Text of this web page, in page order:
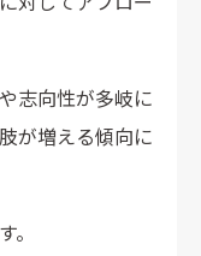
志向性が多岐に
が増える傾向に